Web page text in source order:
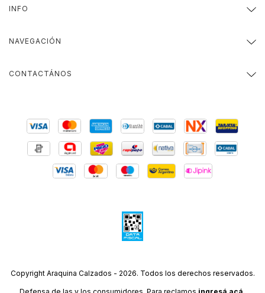
INFO
NAVEGACIÓN
CONTACTÁNOS
Copyright Araquina Calzados - 2026. Todos los derechos reservados.